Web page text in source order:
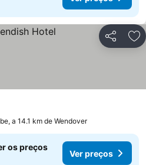
Partilhar
a 14.1 km de Wendover
os preços
Ver preços